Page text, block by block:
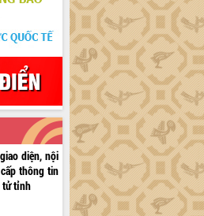
diện, nội
thông tin
tử tỉnh